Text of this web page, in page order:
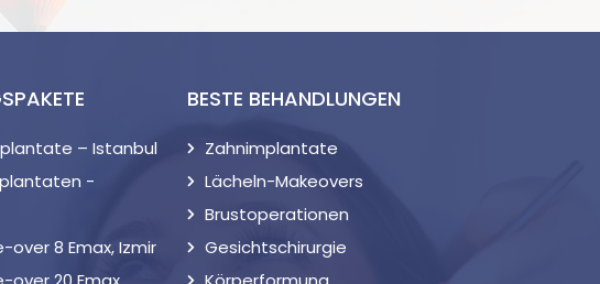
– Istanbul
-
over 8 Emax, Izmir
BESTE BEHANDLUNGEN
Zahnimplantate
Lächeln-Makeovers
Brustoperationen
Gesichtschirurgie